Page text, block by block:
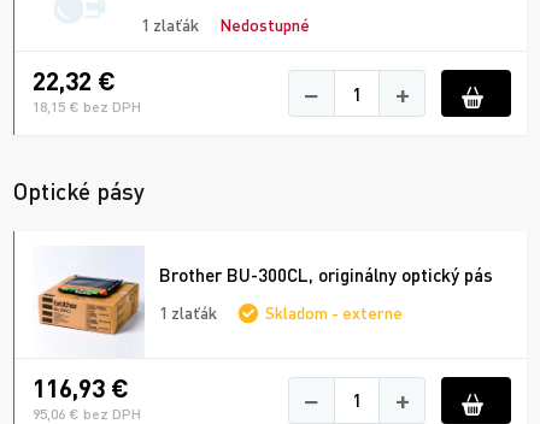
1 zlaťák Nedostupné
22,32 €
18,15 € bez DPH − +
Optické pásy
Brother BU-300CL, originálny optický pás
1 zlaťák Skladom - externe
116,93 €
95,06 € bez DPH − +